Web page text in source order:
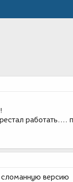
работать....
сломанную версию